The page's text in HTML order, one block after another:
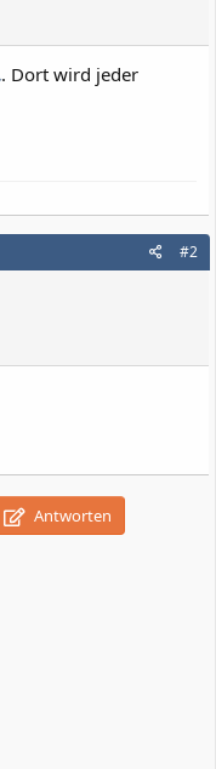
. Dort wird jeder
#2
Antworten